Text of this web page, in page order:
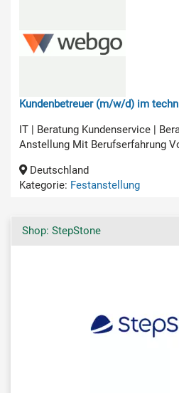
Kundenbetreuer (m/w/d) im
IT | Beratung Kundenservice |
Anstellung Mit Berufserfahrung
Deutschland
Kategorie: Festanstellung
Shop: StepStone